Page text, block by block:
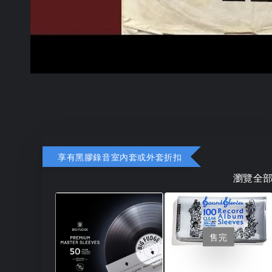
享有黑膠錄音室內套或外套折扣
瀏覽全
售完